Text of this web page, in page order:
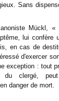
Sans
Mückl,
lui confère
en cas de
d'exercer
exception : tout
clergé, peut
danger de mort.